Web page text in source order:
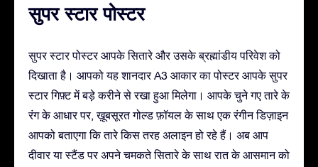
सुपर स्टार पोस्टर
सुपर स्टार पोस्टर आपके सितारे और उसके ब्रह्मांडीय परिवेश को
दिखाता है। आपको यह शानदार A3 आकार का पोस्टर आपके सुपर
स्टार गिफ़्ट में बड़े करीने से रखा हुआ मिलेगा। आपके चुने गए तारे के
रंग के आधार पर, ख़ूबसूरत गोल्ड फ़ॉयल के साथ एक रंगीन डिज़ाइन
आपको बताएगा कि तारे किस तरह अलाइन हो रहे हैं। अब आप
दीवार या स्टैंड पर अपने चमकते सितारे के साथ रात के आसमान को